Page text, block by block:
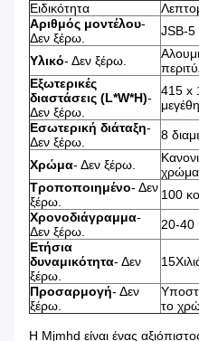
Ειδικότητα
Αριθμός μοντέλου-
Δεν ξέρω.
JSB-5
Υλικό- Δεν ξέρω.
Εξωτερικές
διαστάσεις (L*W*H)-
Δεν ξέρω.
415 x
Εσωτερική διάταξη-
Δεν ξέρω.
8
Χρώμα- Δεν ξέρω.
Τροποποιημένο- Δεν
ξέρω.
100
Χρονοδιάγραμμα-
Δεν ξέρω.
20-40
Ετήσια
δυναμικότητα- Δεν
ξέρω.
Προσαρμογή- Δεν
ξέρω.
το
Η Mjmhd είναι ένας